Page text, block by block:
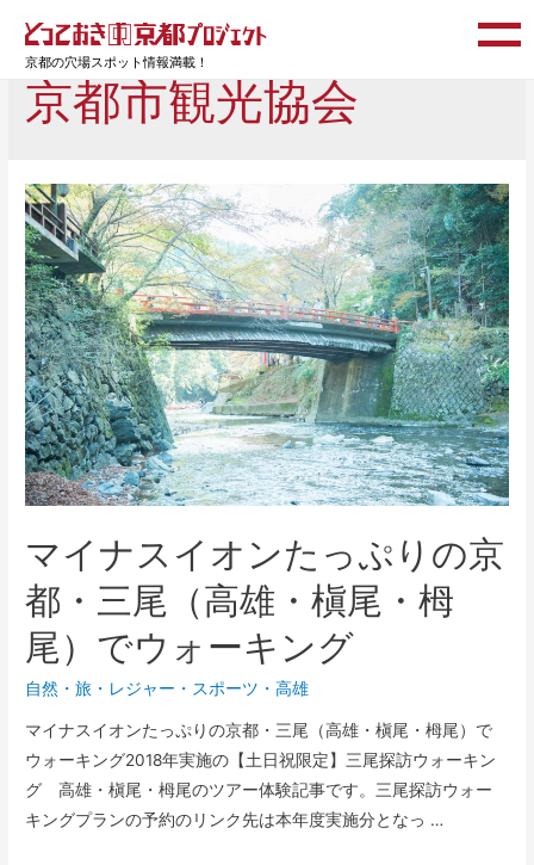
京都の穴場スポット情報満載！
京都市観光協会
マイナスイオンたっぷりの京
都・三尾（高雄・槇尾・栂
尾）でウォーキング
自然 ・旅・レジャー ・ スポーツ ・高雄
マイナスイオンたっぷりの京都・三尾（高雄・槇尾・栂尾）で
ウォーキング2018年実施の【土日祝限定】三尾探訪ウォーキン
グ 高雄・槇尾・栂尾のツアー体験記事です。三尾探訪ウォー
キングプランの予約のリンク先は本年度実施分となっ …